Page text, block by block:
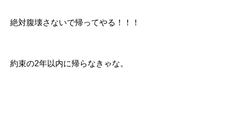
絶対腹壊さないで帰ってやる！！！
約束の2年以内に帰らなきゃな。